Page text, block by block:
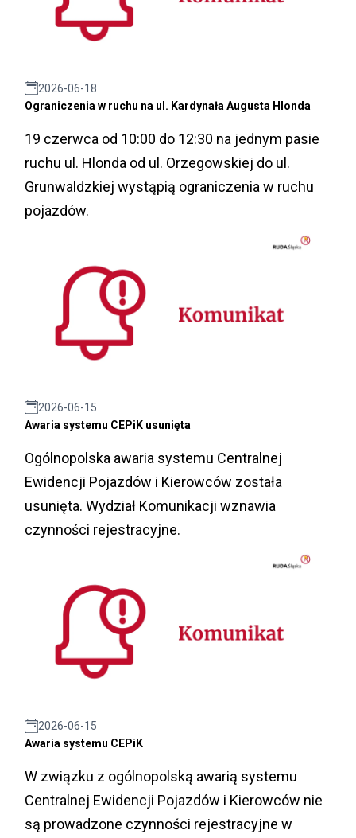
2026-06-18
Ograniczenia w ruchu na ul. Kardynała Augusta Hlonda
19 czerwca od 10:00 do 12:30 na jednym pasie
ruchu ul. Hlonda od ul. Orzegowskiej do ul.
Grunwaldzkiej wystąpią ograniczenia w ruchu
pojazdów.
2026-06-15
Awaria systemu CEPiK usunięta
Ogólnopolska awaria systemu Centralnej
Ewidencji Pojazdów i Kierowców została
usunięta. Wydział Komunikacji wznawia
czynności rejestracyjne.
2026-06-15
Awaria systemu CEPiK
W związku z ogólnopolską awarią systemu
Centralnej Ewidencji Pojazdów i Kierowców nie
są prowadzone czynności rejestracyjne w